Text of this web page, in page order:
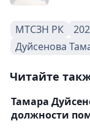
МТСЗН РК
Дуйсенова
Читайте
Тамара
должности